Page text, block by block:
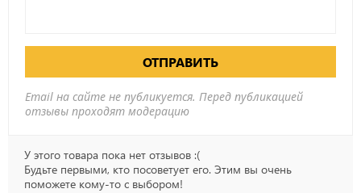
ОТПРАВИТЬ
Email на сайте не публикуется. Перед публикацией
отзывы проходят модерацию
У этого товара пока нет отзывов :(
Будьте первыми, кто посоветует его. Этим вы очень
поможете кому-то с выбором!